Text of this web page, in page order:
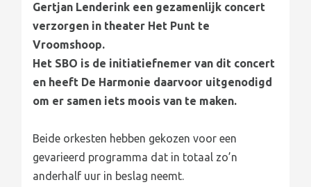
Gertjan Lenderink een gezamenlijk concert
verzorgen in theater Het Punt te
Vroomshoop.
Het SBO is de initiatiefnemer van dit concert
en heeft De Harmonie daarvoor uitgenodigd
om er samen iets moois van te maken.
Beide orkesten hebben gekozen voor een
gevarieerd programma dat in totaal zo’n
anderhalf uur in beslag neemt.